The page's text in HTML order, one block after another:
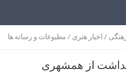
/ اخبار هنری / مطبوعات و رسانه ها
از همشهری